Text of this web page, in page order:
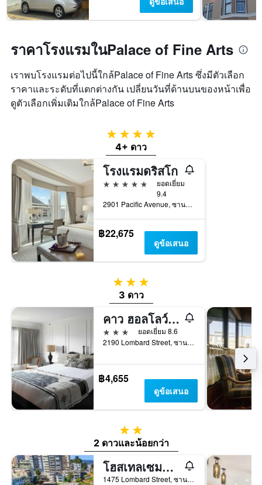
ราคาโรงแรมในPalace of Fine Arts
เราพบโรงแรมต่อไปนี้ใกล้Palace of Fine Arts ซึ่งมีตัวเลือก
ราคาและระดับที่แตกต่างกัน เปลี่ยนวันที่ด้านบนของหน้าเพื่อ
ดูตัวเลือกเพิ่มเติมใกล้Palace of Fine Arts
4 ดาว
4+ ดาว
โรงแรมดริสโก
5 ดาว
ยอดเยี่ยม
9.4
2901 Pacific Avenue, ซานฟรานซิสโก, CA, สหรัฐอเมริกา
฿22,675
ดูข้อเสนอ
3 ดาว
3 ดาว
คาว ฮอลโลว์ อินน์แอนด์สวีทส์
3 ดาว
ยอดเยี่ยม 8.6
2190 Lombard Street, ซานฟรานซิสโก, CA, สหรัฐอเมริกา
฿4,655
ดูข้อเสนอ
2 ดาว
2 ดาวและน้อยกว่า
โฮสเทลเซมซันซานฟรานซิสโก
1475 Lombard Street, ซานฟรานซิสโก, CA, สหรัฐอเมริกา